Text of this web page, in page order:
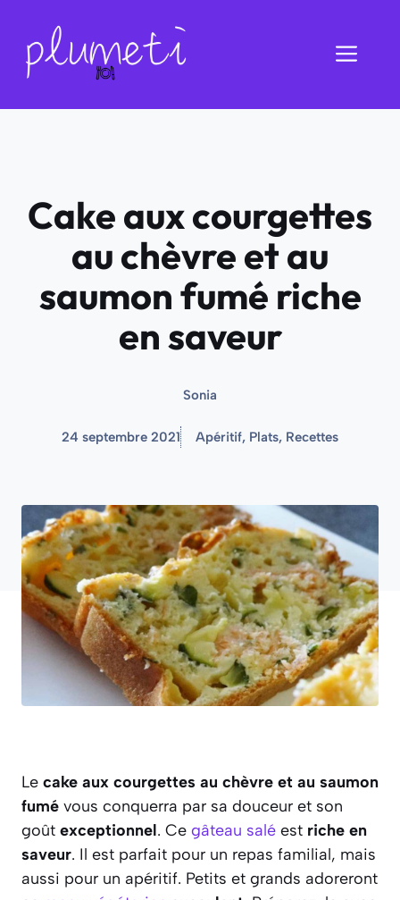
contenu
Cake aux courgettes
au chèvre et au
saumon fumé riche
en saveur
Sonia
24 septembre 2021 Apéritif, Plats, Recettes
Le cake aux courgettes au chèvre et au saumon
fumé vous conquerra par sa douceur et son
goût exceptionnel. Ce gâteau salé est riche en
saveur. Il est parfait pour un repas familial, mais
aussi pour un apéritif. Petits et grands adoreront